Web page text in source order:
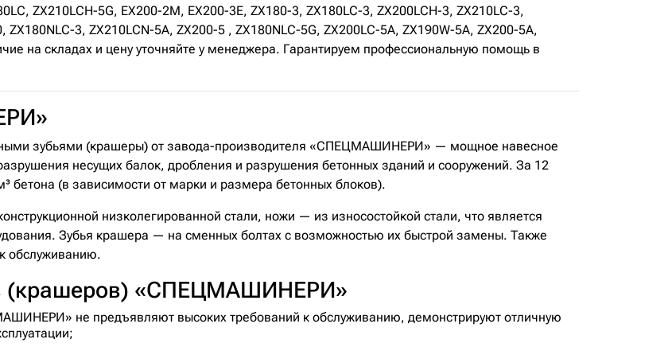
ZX210LCH-5G, EX200-2M, EX200-3E, ZX180-3, ZX180LC-3, ZX200LCH-3, ZX210LC-3,
3, ZX210LCN-5A, ZX200-5 , ZX180NLC-5G, ZX200LC-5A, ZX190W-5A, ZX200-5A,
на складах и цену уточняйте у менеджера. Гарантируем профессиональную помощь в
зубьями (крашеры) от завода-производителя «СПЕЦМАШИНЕРИ» — мощное навесное
несущих балок, дробления и разрушения бетонных зданий и сооружений. За 12
бетона (в зависимости от марки и размера бетонных блоков).
низколегированной стали, ножи — из износостойкой стали, что является
Зубья крашера — на сменных болтах с возможностью их быстрой замены. Также
обслуживанию.
(крашеров) «СПЕЦМАШИНЕРИ»
не предъявляют высоких требований к обслуживанию, демонстрируют отличную